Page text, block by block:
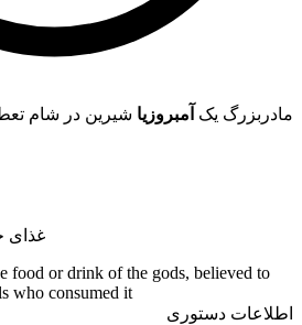
مادربزرگ یک آمبروزیا شیرین در شام
غذای
food or drink of the gods, believed to
who consumed it
اطلاعات دستوری